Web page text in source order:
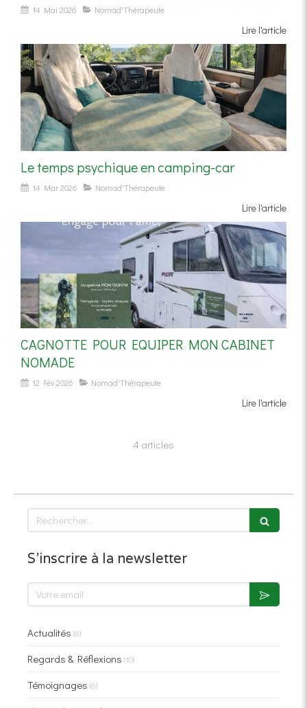
14 Mai 2026 Nomad'Thérapeute
Lire l'article
Le temps psychique en camping-car
14 Mar 2026 Nomad'Thérapeute
Lire l'article
CAGNOTTE POUR EQUIPER MON CABINET
NOMADE
12 Fév 2026 Nomad'Thérapeute
Lire l'article
4 articles
Rechercher
S'inscrire à la newsletter
Votre email
Actualités (6)
Regards & Réflexions (10)
Témoignages (6)